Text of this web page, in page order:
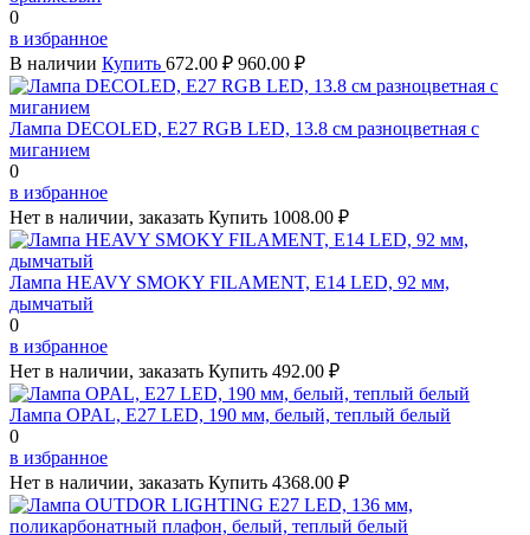
0
в избранное
В наличии Купить 672.00 ₽ 960.00 ₽
Лампа DECOLED, Е27 RGB LED, 13.8 см разноцветная с
миганием
0
в избранное
Нет в наличии, заказать Купить 1008.00 ₽
Лампа HEAVY SMOKY FILAMENT, Е14 LED, 92 мм,
дымчатый
0
в избранное
Нет в наличии, заказать Купить 492.00 ₽
Лампа OPAL, Е27 LED, 190 мм, белый, теплый белый
0
в избранное
Нет в наличии, заказать Купить 4368.00 ₽